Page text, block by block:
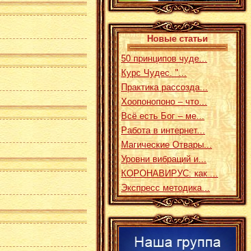
Новые статьи
50 принципов чуде...
Курс Чудес. "...
Практика рассозда...
Хоопонопоно – что...
Всё есть Бог – ме...
Работа в интернет...
Магические Отвары...
Уровни вибраций и...
КОРОНАВИРУС: как ...
Экспресс методика...